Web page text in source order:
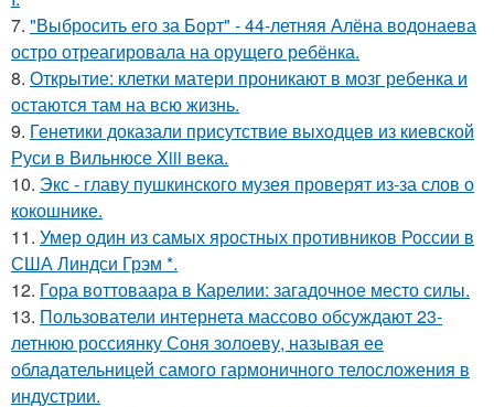
7. "Выбросить его за Борт" - 44-летняя Алёна водонаева
остро отреагировала на орущего ребёнка.
8. Открытие: клетки матери проникают в мозг ребенка и
остаются там на всю жизнь.
9. Генетики доказали присутствие выходцев из киевской
Руси в Вильнюсе Xiii века.
10. Экс - главу пушкинского музея проверят из-за слов о
кокошнике.
11. Умер один из самых яростных противников России в
США Линдси Грэм *.
12. Гора воттоваара в Карелии: загадочное место силы.
13. Пользователи интернета массово обсуждают 23-
летнюю россиянку Соня золоеву, называя ее
обладательницей самого гармоничного телосложения в
индустрии.